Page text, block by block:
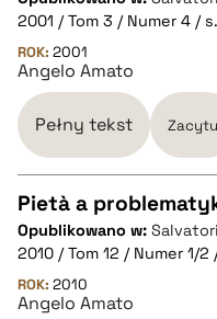
pobierz cytat
BIBTEX
pobierz cytat
2001 / Tom 3 / Numer 4 /
ROK: 2001
Angelo Amato
Pełny tekst
CZYSTY TEKST
pobierz cytat
Pietà a
Opublikowano w:
2010 / Tom 12 / Numer 1/
ROK: 2010
Angelo Amato